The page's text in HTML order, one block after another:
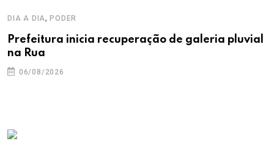
DIA A DIA,PODER
Prefeitura inicia recuperação de galeria pluvial
na Rua
06/08/2026